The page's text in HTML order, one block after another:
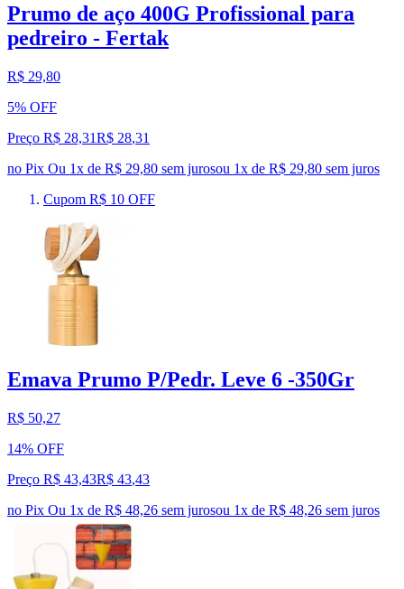
Prumo de aço 400G Profissional para
pedreiro - Fertak
R$ 29,80
5% OFF
Preço R$ 28,31R$ 28,31
no Pix Ou 1x de R$ 29,80 sem jurosou 1x de R$ 29,80 sem juros
Cupom R$ 10 OFF
Emava Prumo P/Pedr. Leve 6 -350Gr
R$ 50,27
14% OFF
Preço R$ 43,43R$ 43,43
no Pix Ou 1x de R$ 48,26 sem jurosou 1x de R$ 48,26 sem juros